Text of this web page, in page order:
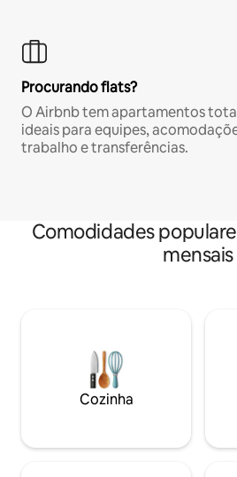
Procurando flats?
O Airbnb tem apartamentos
ideais para equipes,
trabalho e transferências.
Comodidades
mensais
Cozinha